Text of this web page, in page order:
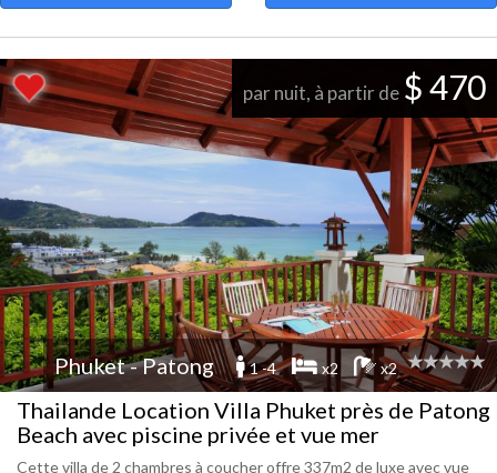
par nuit, à partir de $ 470
Phuket - Patong 1 -4 x2 x2
Thailande Location Villa Phuket près de Patong
Beach avec piscine privée et vue mer
Cette villa de 2 chambres à coucher offre 337m2 de luxe avec vue